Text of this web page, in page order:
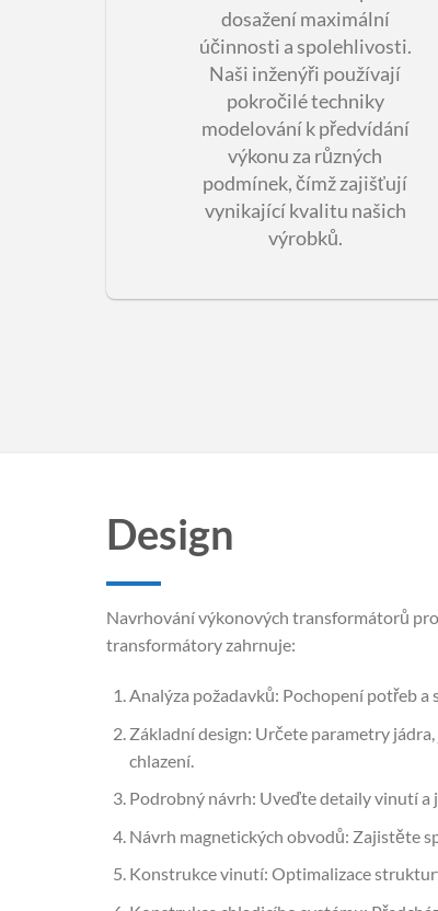
dosažení maximální
účinnosti a spolehlivosti.
Naši inženýři používají
pokročilé techniky
modelování k předvídání
výkonu za různých
podmínek, čímž zajišťují
vynikající kvalitu našich
výrobků.
Design
Navrhování výkonových transformátorů
transformátory zahrnuje:
Analýza požadavků: Pochopení potřeb a
Základní design: Určete parametry
chlazení.
Podrobný návrh: Uveďte detaily vinutí a
Návrh magnetických obvodů: Zajistěte
Konstrukce vinutí: Optimalizace